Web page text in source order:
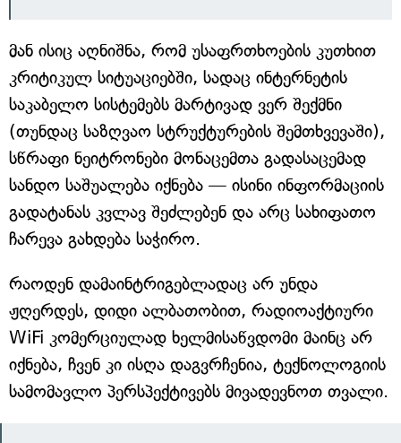
მან ისიც აღნიშნა, რომ უსაფრთხოების კუთხით
კრიტიკულ სიტუაციებში, სადაც ინტერნეტის
საკაბელო სისტემებს მარტივად ვერ შექმნი
(თუნდაც საზღვაო სტრუქტურების შემთხვევაში),
სწრაფი ნეიტრონები მონაცემთა გადასაცემად
სანდო საშუალება იქნება — ისინი ინფორმაციის
გადატანას კვლავ შეძლებენ და არც სახიფათო
ჩარევა გახდება საჭირო.
რაოდენ დამაინტრიგებლადაც არ უნდა
ჟღერდეს, დიდი ალბათობით, რადიოაქტიური
WiFi კომერციულად ხელმისაწვდომი მაინც არ
იქნება, ჩვენ კი ისღა დაგვრჩენია, ტექნოლოგიის
სამომავლო პერსპექტივებს მივადევნოთ თვალი.